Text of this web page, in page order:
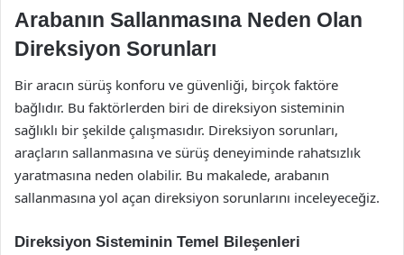
Arabanın Sallanmasına Neden Olan
Direksiyon Sorunları
Bir aracın sürüş konforu ve güvenliği, birçok faktöre
bağlıdır. Bu faktörlerden biri de direksiyon sisteminin
sağlıklı bir şekilde çalışmasıdır. Direksiyon sorunları,
araçların sallanmasına ve sürüş deneyiminde rahatsızlık
yaratmasına neden olabilir. Bu makalede, arabanın
sallanmasına yol açan direksiyon sorunlarını inceleyeceğiz.
Direksiyon Sisteminin Temel Bileşenleri